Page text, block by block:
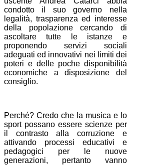
condotto il suo governo nella
legalità, trasparenza ed interesse
della popolazione cercando di
ascoltare tutte le istanze e
proponendo servizi sociali
adeguati ed innovativi nei limiti dei
poteri e delle poche disponibilità
economiche a disposizione del
consiglio.
Perché? Credo che la musica e lo
sport possano essere scienze per
il contrasto alla corruzione e
attivando processi educativi e
pedagogici per le nuove
generazioni, pertanto vanno